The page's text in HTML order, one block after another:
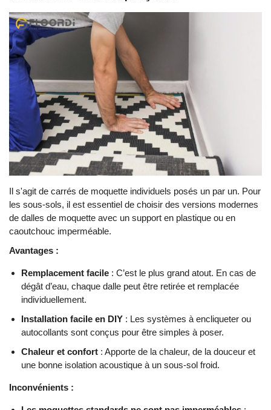
Il s'agit de carrés de moquette individuels posés un par un. Pour
les sous-sols, il est essentiel de choisir des versions modernes
de dalles de moquette avec un support en plastique ou en
caoutchouc imperméable.
Avantages :
Remplacement facile : C’est le plus grand atout. En cas de
dégât d’eau, chaque dalle peut être retirée et remplacée
individuellement.
Installation facile en DIY : Les systèmes à encliqueter ou
autocollants sont conçus pour être simples à poser.
Chaleur et confort : Apporte de la chaleur, de la douceur et
une bonne isolation acoustique à un sous-sol froid.
Inconvénients :